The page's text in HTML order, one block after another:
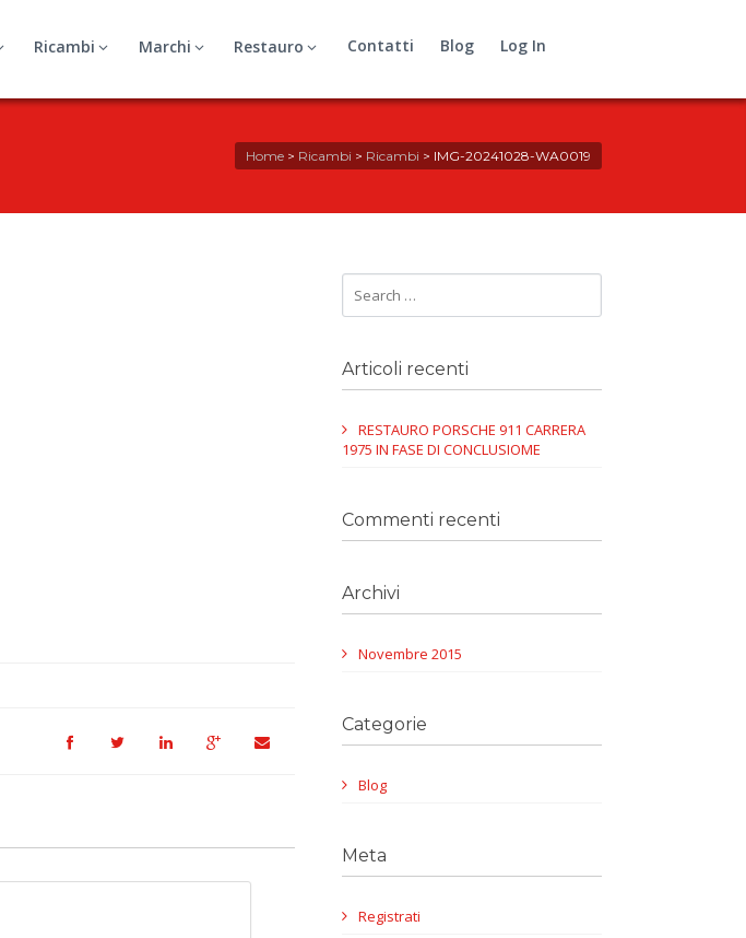
Ricambi Marchi Restauro Contatti Blog Log In
Home> Ricambi > Ricambi > IMG-20241028-WA0019
Articoli recenti
RESTAURO PORSCHE 911 CARRERA
1975 IN FASE DI CONCLUSIOME
Commenti recenti
Archivi
Novembre 2015
Categorie
Blog
Meta
Registrati